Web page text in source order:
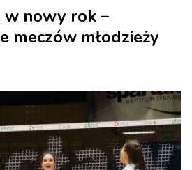
w nowy rok –
meczów młodzieży